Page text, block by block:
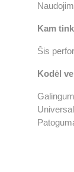
Kam
Šis
Kodėl